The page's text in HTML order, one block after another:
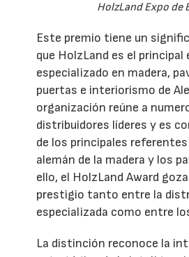
HolzLand Expo de
Este premio tiene un
que HolzLand es el principal
especializado en madera,
puertas e interiorismo de
organización reúne a
distribuidores líderes y es
de los principales
alemán de la madera y los
ello, el HolzLand Award
prestigio tanto entre la
especializada como entre
La distinción reconoce la